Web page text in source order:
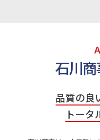
石川
品質の良
トータ